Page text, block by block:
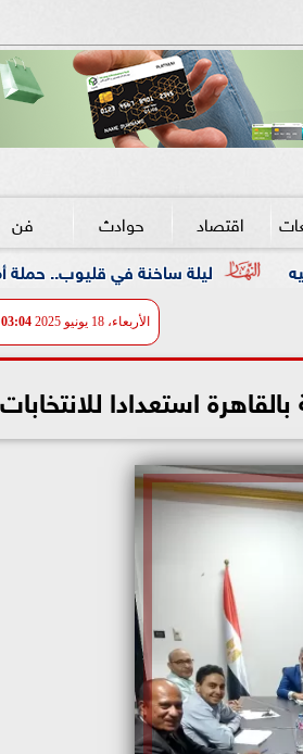
اقتصاد حوادث فن
في قليوب.. حملة أمنية تضرب معاقل
الأربعاء، 18 يونيو 2025 03:04 مـ
استعدادا للانتخابات